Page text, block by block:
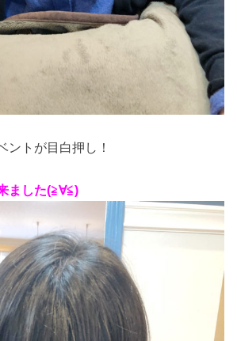
ントが目白押し！
ました(≧∀≦)